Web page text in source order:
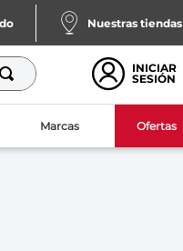
Nuestras tiendas
INICIAR
SESIÓN
Marcas Ofertas